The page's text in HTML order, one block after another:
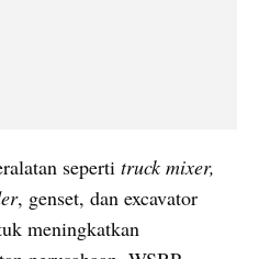
seperti truck mixer,
, genset, dan excavator
meningkatkan